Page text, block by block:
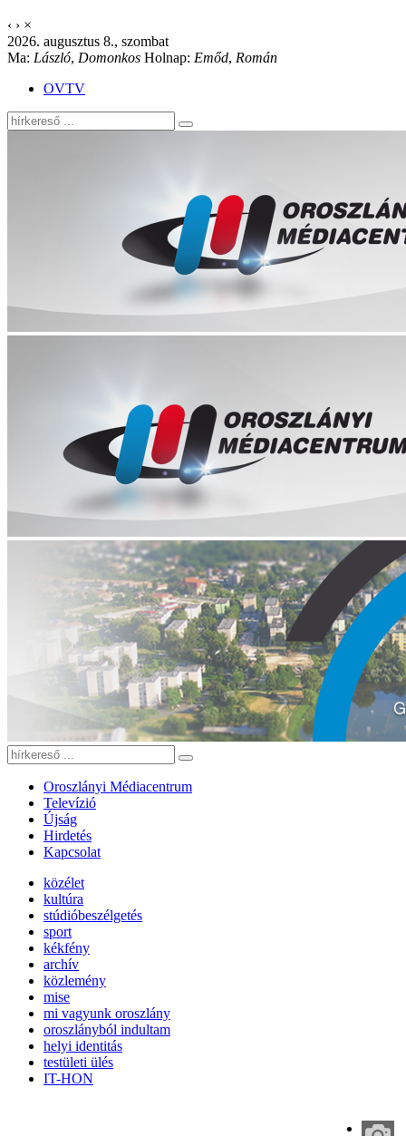
‹ › ×
2026. augusztus 8., szombat
Ma: László, Domonkos Holnap: Emőd, Román
OVTV
Oroszlányi Médiacentrum
Televízió
Újság
Hirdetés
Kapcsolat
közélet
kultúra
stúdióbeszélgetés
sport
kékfény
archív
közlemény
mise
mi vagyunk oroszlány
oroszlányból indultam
helyi identitás
testületi ülés
IT-HON